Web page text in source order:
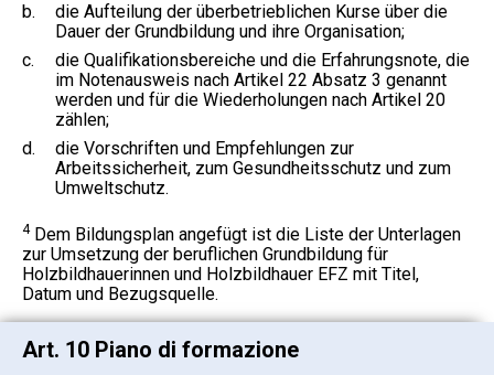
b.
die Aufteilung der überbetrieblichen Kurse über die
Dauer der Grundbildung und ihre Organisation;
c.
die Qualifikationsbereiche und die Erfahrungsnote, die
im Notenausweis nach Artikel 22 Absatz 3 genannt
werden und für die Wiederholungen nach Artikel 20
zählen;
d.
die Vorschriften und Empfehlungen zur
Arbeitssicherheit, zum Gesundheitsschutz und zum
Umweltschutz.
4Dem Bildungsplan angefügt ist die Liste der Unterlagen
zur Umsetzung der beruflichen Grundbildung für
Holzbildhauerinnen und Holzbildhauer EFZ mit Titel,
Datum und Bezugsquelle.
Art. 10 Piano di formazione